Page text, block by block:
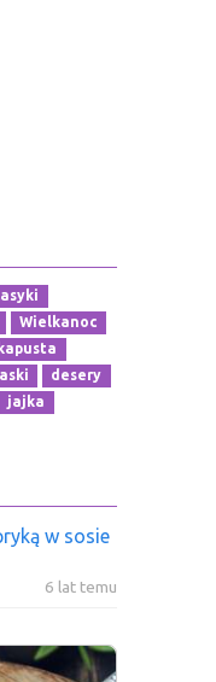
Wielkanoc
kapusta
desery
jajka
w sosie
6 lat temu